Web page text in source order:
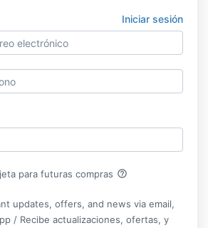
Iniciar sesión
para futuras compras help_outline
updates, offers, and news via email,
/ Recibe actualizaciones, ofertas, y